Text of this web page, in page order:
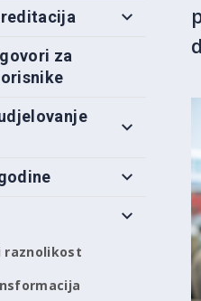
za
raznolikost